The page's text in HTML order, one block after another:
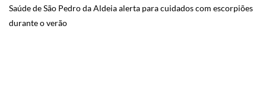
Saúde de São Pedro da Aldeia alerta para cuidados com escorpiões
durante o verão